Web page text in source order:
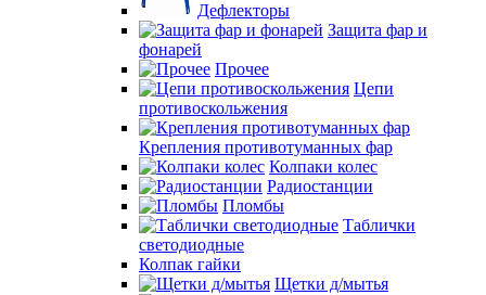
Дефлекторы
Защита фар и
фонарей
Прочее
Цепи
противоскольжения
Крепления противотуманных фар
Колпаки колес
Радиостанции
Пломбы
Таблички
светодиодные
Колпак гайки
Щетки д/мытья